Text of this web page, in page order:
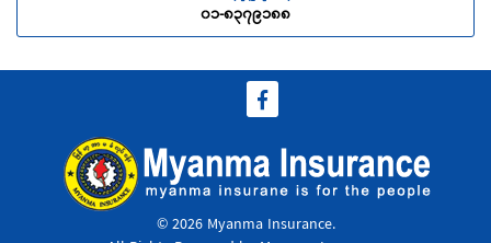
၀၁-၈၃၇၉၁၈၈
© 2026 Myanma Insurance.